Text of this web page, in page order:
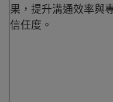
果，提升溝通效率與
信任度 。